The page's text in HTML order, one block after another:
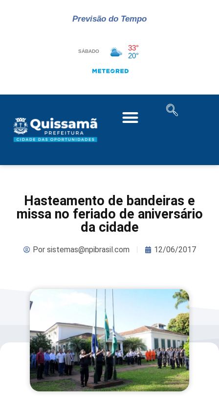
Previsão do Tempo
Hasteamento de bandeiras e
missa no feriado de aniversário
da cidade
Porsistemas@npibrasil.com 12/06/2017